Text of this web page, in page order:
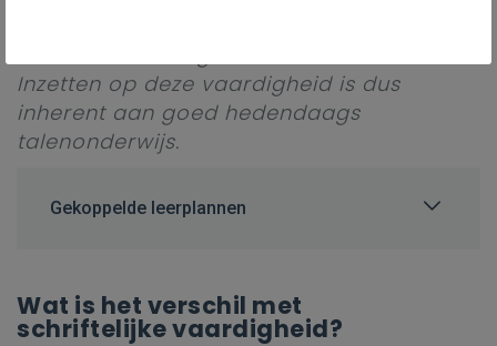
Inzetten op deze vaardigheid is dus
inherent aan goed hedendaags
talenonderwijs.
Gekoppelde leerplannen
Wat is het verschil met
schriftelijke vaardigheid?